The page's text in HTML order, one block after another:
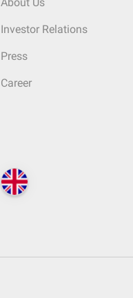
Investor Relations
Press
Career